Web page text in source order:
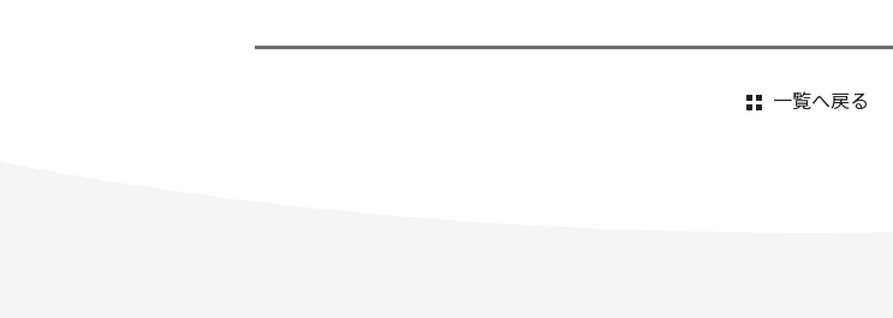
一覧へ戻る